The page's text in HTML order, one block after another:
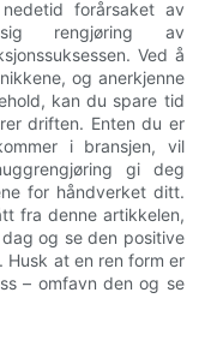
forårsaket av
rengjøring av
Ved å
og anerkjenne
kan du spare tid
driften. Enten du er
i bransjen, vil
gi deg
for håndverket ditt.
fra denne artikkelen,
og se den positive
Husk at en ren form er
– omfavn den og se